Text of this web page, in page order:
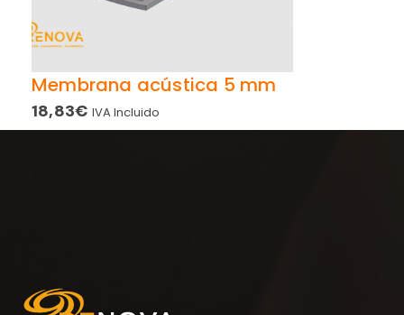
Membrana acústica 5 mm
18,83€ IVA Incluido